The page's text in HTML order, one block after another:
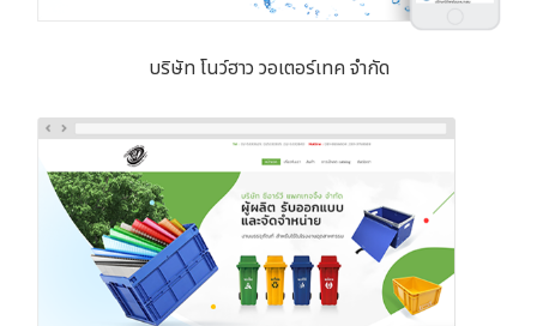
บริษัท โนว์ฮาว วอเตอร์เทค จำกัด